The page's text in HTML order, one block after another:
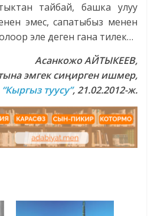
тайбай, башка улуу
эмес, сапатыбыз менен
эле деген гана тилек…
Асанкожо АЙТЫКЕЕВ,
эмгек сиңирген ишмер,
“Кыргыз туусу”, 21.02.2012-ж.